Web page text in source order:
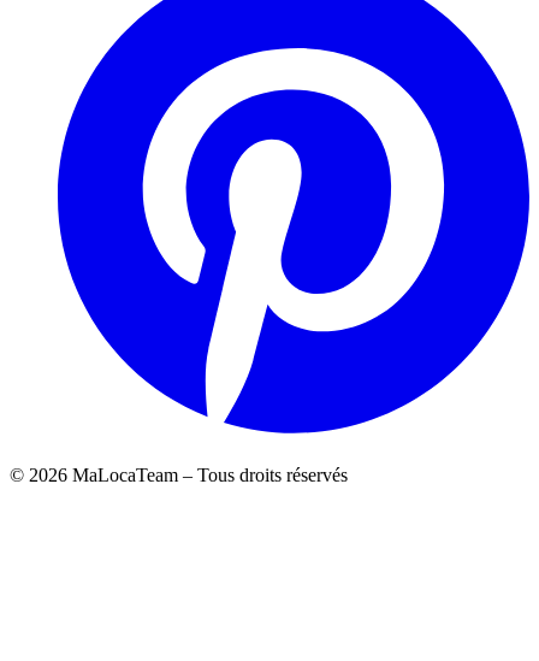
© 2026 MaLocaTeam – Tous droits réservés